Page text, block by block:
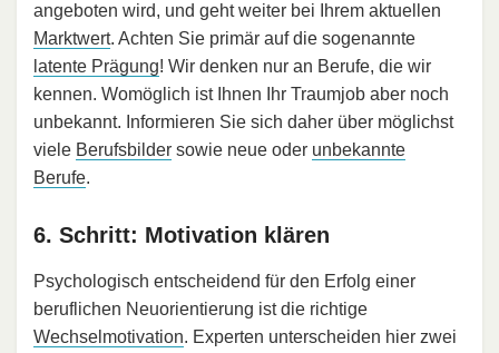
angeboten wird, und geht weiter bei Ihrem aktuellen
Marktwert. Achten Sie primär auf die sogenannte
latente Prägung! Wir denken nur an Berufe, die wir
kennen. Womöglich ist Ihnen Ihr Traumjob aber noch
unbekannt. Informieren Sie sich daher über möglichst
viele Berufsbilder sowie neue oder unbekannte
Berufe.
6. Schritt: Motivation klären
Psychologisch entscheidend für den Erfolg einer
beruflichen Neuorientierung ist die richtige
Wechselmotivation. Experten unterscheiden hier zwei